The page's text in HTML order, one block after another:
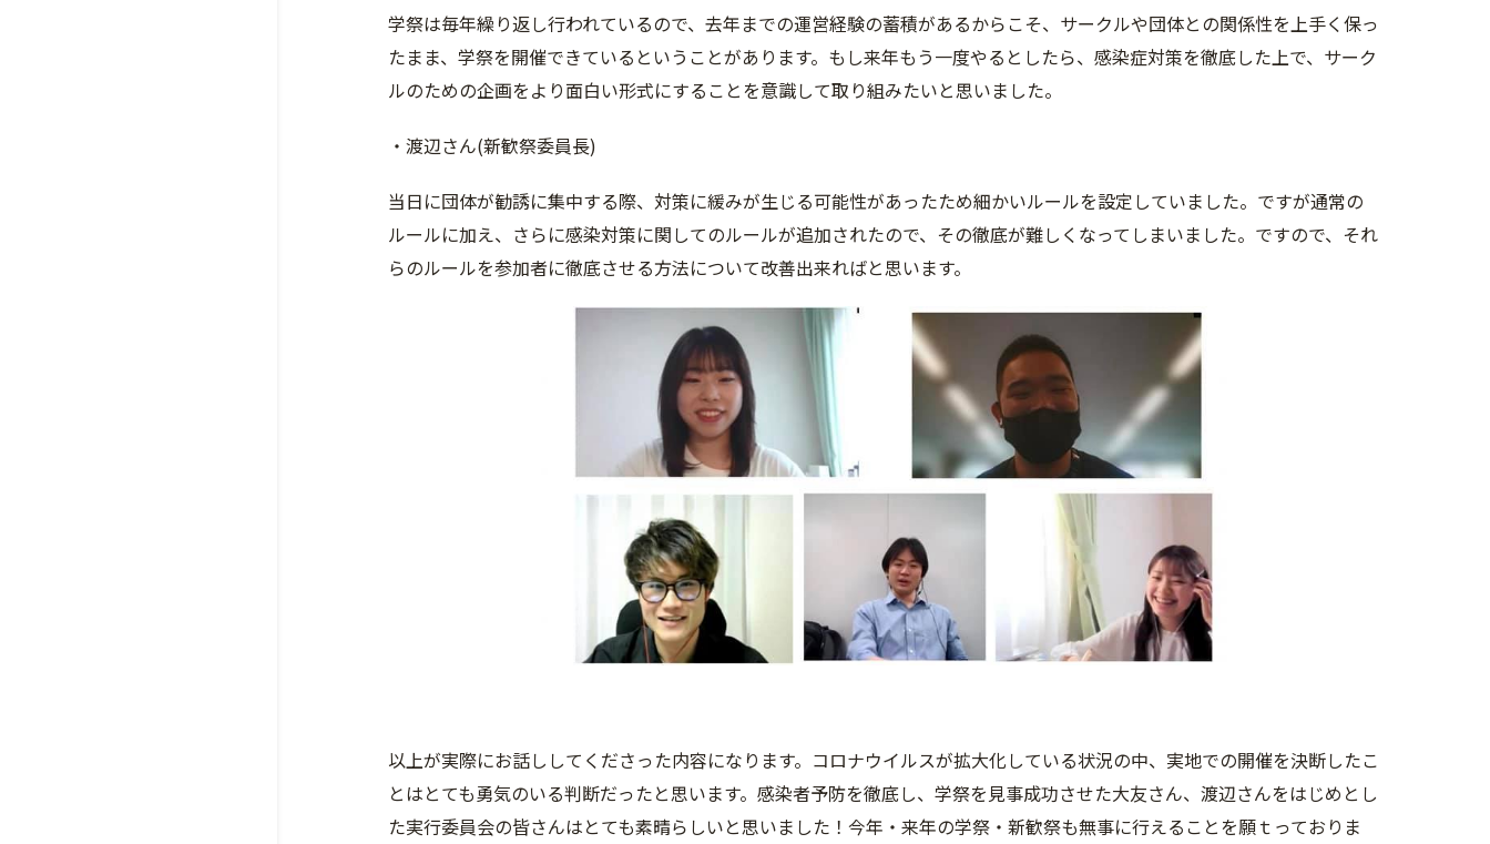
学祭は毎年繰り返し行われているので、去年までの運営経験の蓄積があるからこそ、サークルや団体との関係性を上手く保っ
たまま、学祭を開催できているということがあります。もし来年もう一度やるとしたら、感染症対策を徹底した上で、サーク
ルのための企画をより面白い形式にすることを意識して取り組みたいと思いました。
・渡辺さん(新歓祭委員長)
当日に団体が勧誘に集中する際、対策に緩みが生じる可能性があったため細かいルールを設定していました。ですが通常の
ルールに加え、さらに感染対策に関してのルールが追加されたので、その徹底が難しくなってしまいました。ですので、それ
らのルールを参加者に徹底させる方法について改善出来ればと思います。
以上が実際にお話ししてくださった内容になります。コロナウイルスが拡大化している状況の中、実地での開催を決断したこ
とはとても勇気のいる判断だったと思います。感染者予防を徹底し、学祭を見事成功させた大友さん、渡辺さんをはじめとし
た実行委員会の皆さんはとても素晴らしいと思いました！今年・来年の学祭・新歓祭も無事に行えることを願ｔっておりま